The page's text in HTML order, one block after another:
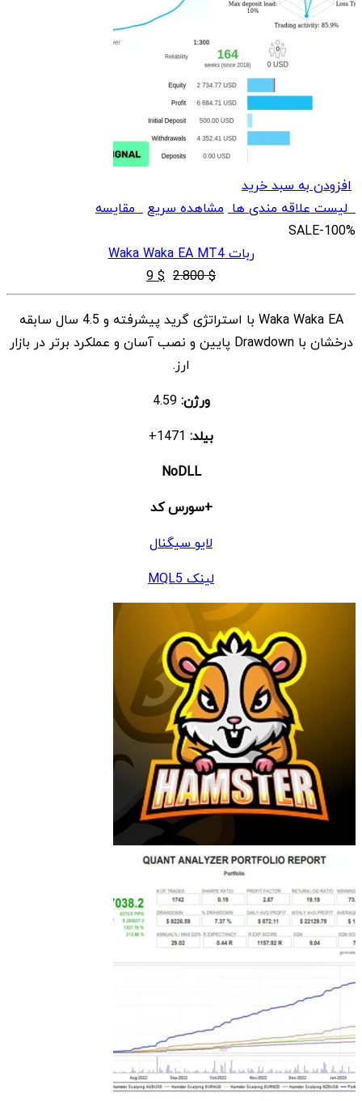
افزودن به سبد خرید
لیست علاقه مندی ها مشاهده سریعمقایسه
SALE-100%
ربات Waka Waka EA MT4
$
2.800
قیمت
اصلی
$ 2.800
بود.
$
9 قیمت
فعلی
$ 9
است.
Waka Waka EA با استراتژی گرید پیشرفته و 4.5 سال سابقه
درخشان با Drawdown پایین و نصب آسان و عملکرد برتر در بازار
ارز.
ورژن:4.59
بیلد:
NoDLL
+سورس کد
لایو سیگنال
لینک MQL5